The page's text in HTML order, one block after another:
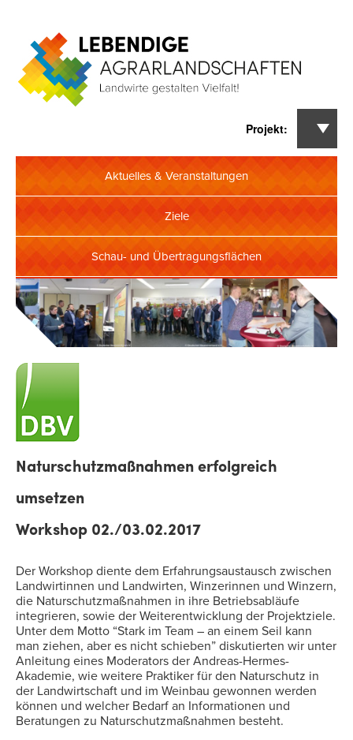
Aktuelles & Veranstaltungen
Ziele
Schau- und Übertragungsflächen
Naturschutzmaßnahmen erfolgreich
umsetzen
Workshop 02./03.02.2017
Der Workshop diente dem Erfahrungsaustausch zwischen
Landwirtinnen und Landwirten, Winzerinnen und Winzern,
die Naturschutzmaßnahmen in ihre Betriebsabläufe
integrieren, sowie der Weiterentwicklung der Projektziele.
Unter dem Motto “Stark im Team – an einem Seil kann
man ziehen, aber es nicht schieben” diskutierten wir unter
Anleitung eines Moderators der Andreas-Hermes-
Akademie, wie weitere Praktiker für den Naturschutz in
der Landwirtschaft und im Weinbau gewonnen werden
können und welcher Bedarf an Informationen und
Beratungen zu Naturschutzmaßnahmen besteht.